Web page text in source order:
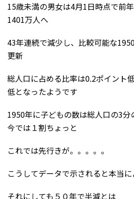
15歳未満の男女は4月1日時点で前
1401万人へ
43年連続で減少し、比較可能な
更新
総人口に占める比率は0.2ポイント
低となったようです
1950年に子どもの数は総人口の3分
今では１割ちょっと
これでは先行きが。。。。。
こうしてデータで示されると本当
それにしても５０年で半減とは